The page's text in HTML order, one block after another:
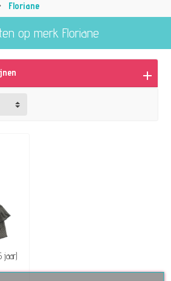
Floriane
op merk Floriane
jaar)